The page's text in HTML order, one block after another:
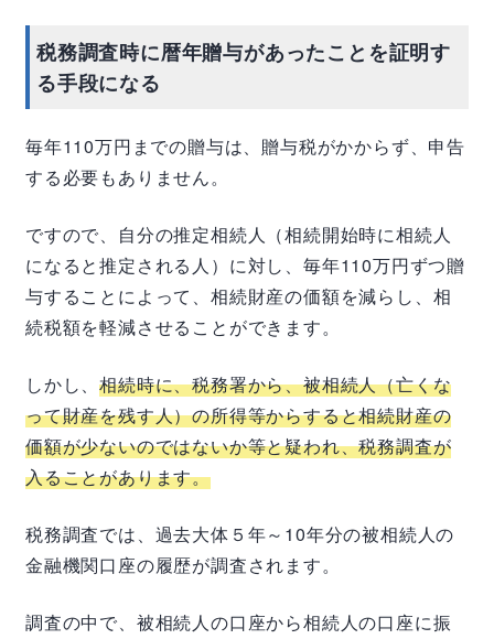
税務調査時に暦年贈与があったことを証明す
る手段になる
毎年110万円までの贈与は、贈与税がかからず、申告
する必要もありません。
ですので、自分の推定相続人（相続開始時に相続人
になると推定される人）に対し、毎年110万円ずつ贈
与することによって、相続財産の価額を減らし、相
続税額を軽減させることができます。
しかし、相続時に、税務署から、被相続人（亡くな
って財産を残す人）の所得等からすると相続財産の
価額が少ないのではないか等と疑われ、税務調査が
入ることがあります。
税務調査では、過去大体５年～10年分の被相続人の
金融機関口座の履歴が調査されます。
調査の中で、被相続人の口座から相続人の口座に振